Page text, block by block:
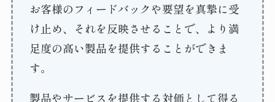
お客様のフィードバックや要望を真摯に受
け止め、それを反映させることで、より満
足度の高い製品を提供することができま
す。
製品やサービスを提供する対価として得る